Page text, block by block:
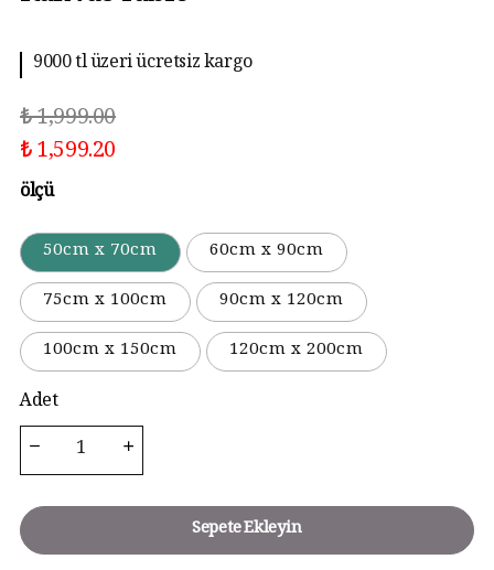
9000 tl üzeri ücretsiz kargo
₺ 1,999.00
₺ 1,599.20
ölçü
50cm x 70cm
60cm x 90cm
75cm x 100cm
90cm x 120cm
100cm x 150cm
120cm x 200cm
Adet
Sepete Ekleyin